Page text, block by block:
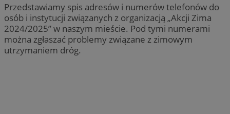
Przedstawiamy spis adresów i numerów telefonów do
osób i instytucji związanych z organizacją „Akcji Zima
2024/2025” w naszym mieście. Pod tymi numerami
można zgłaszać problemy związane z zimowym
utrzymaniem dróg.